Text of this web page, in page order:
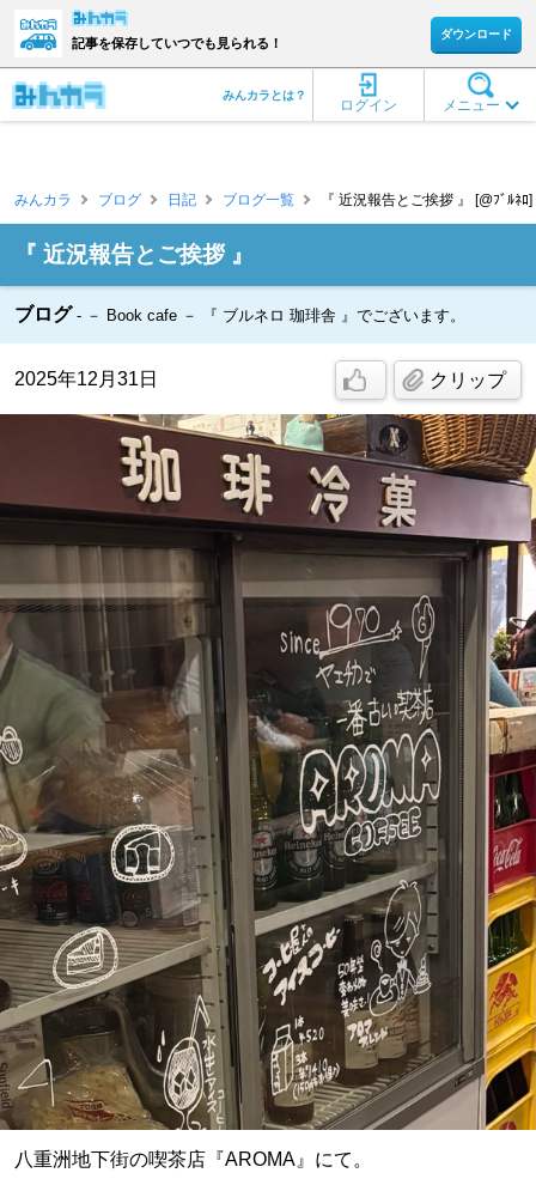
記事を保存していつでも見られる！
ダウンロード
メニュー
ログイン
みんカラとは？
みんカラ ブログ 日記 ブログ一覧 『 近況報告とご挨拶 』 [@ﾌﾞﾙﾈﾛ]
『 近況報告とご挨拶 』
ブログ － Book cafe － 『 ブルネロ 珈琲舎 』でございます。
2025年12月31日 クリップ
八重洲地下街の喫茶店『AROMA』にて。